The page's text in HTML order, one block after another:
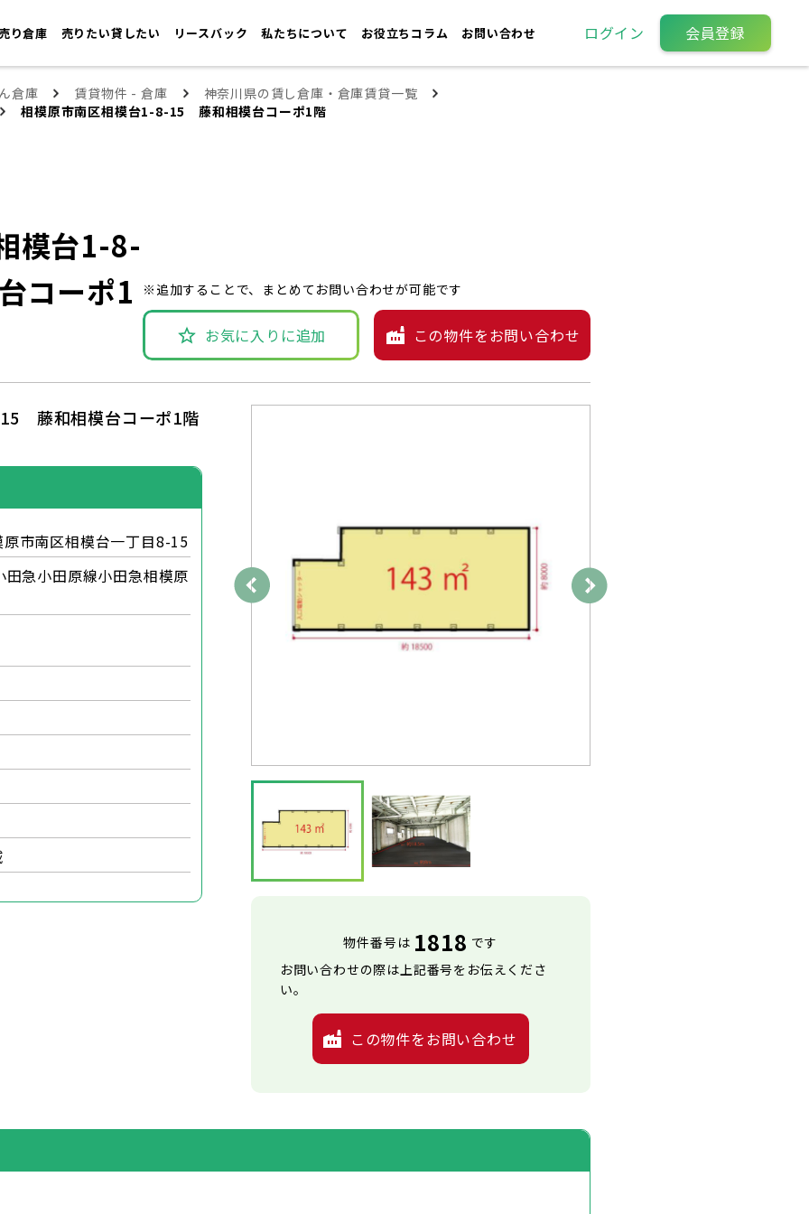
り倉庫 売りたい貸したい リースバック 私たちについて お役立ちコラム お問い合わせ ログイン 会員登録
倉庫 賃貸物件 - 倉庫
神奈川県の賃し倉庫・倉庫賃貸一覧
相模原市南区相模台1-8-15 藤和相模台コーポ1階
模台1-8-
コーポ1
※追加することで、まとめてお問い合わせが可能です
お気に入りに追加 この物件をお問い合わせ
藤和相模台コーポ1階
市南区相模台一丁目8-15
急小田原線小田急相模原
物件番号は 1818 です
お問い合わせの際は上記番号をお伝えくださ
い。
この物件をお問い合わせ